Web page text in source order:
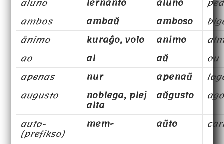
ambos
ambaŭ amboso
ânimo
kuraĝo, volo animo
ao
al aŭ
ou
apenas
nur apenaŭ
augusto
noblega, plej
alta
aŭgusto
auto-
(prefikso)
mem- aŭto